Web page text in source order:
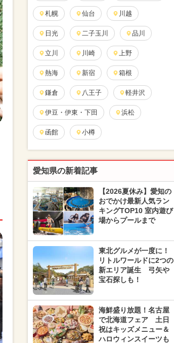
札幌 仙台 川越
日光 二子玉川 品川
立川 川崎 上野
熱海 新宿 箱根
鎌倉 八王子 軽井沢
伊豆・伊東・下田 浜松
函館 小樽
愛知県の新着記事
【2026夏休み】愛知の
おでかけ最新人気ラン
キングTOP10 室内遊び
場からプールまで
東北グルメが一度に！
リトルワールドに2つの
新エリア誕生 弓矢や
宝石探しも！
海鮮盛り放題！名古屋
で北海道フェア 土日
祝はキッズメニュー＆
ハロウィンスイーツも